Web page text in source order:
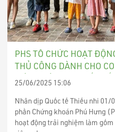
PHS TỔ CHỨC HOẠT
THỦ CÔNG DÀNH CHO
VIÊN NHÂN DỊP QUỐC TẾ
25/06/2025 15:06
Nhân dịp Quốc tế Thiếu nhi 01/
phần Chứng khoán Phú Hưng
hoạt động trải nghiệm làm gốm